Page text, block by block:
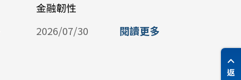
金融韌性
2026/07/30
閱讀更多
2026/07/
返